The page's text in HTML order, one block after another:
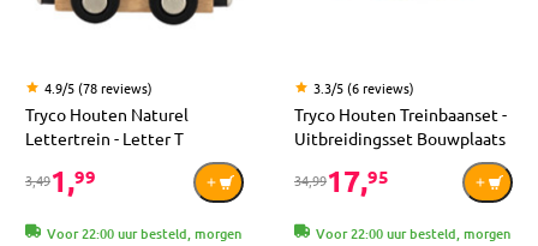
4.9/5 (78 reviews)
Tryco Houten Naturel
Lettertrein - Letter T
3,491,99
Voor 22:00 uur besteld, morgen
3.3/5 (6 reviews)
Tryco Houten Treinbaanset -
Uitbreidingsset Bouwplaats
34,9917,95
Voor 22:00 uur besteld, morgen